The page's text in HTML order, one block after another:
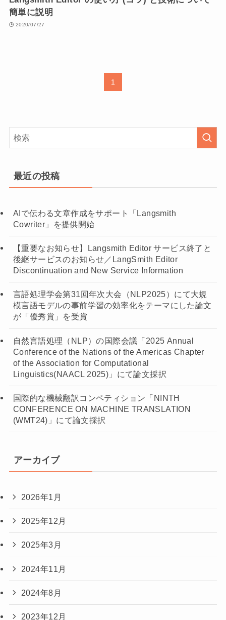
簡単に説明
2020/07/27
1
最近の投稿
AIで伝わる文章作成をサポート「Langsmith
Cowriter」を提供開始
【重要なお知らせ】Langsmith Editor サービス終了と
後継サービスのお知らせ／LangSmith Editor
Discontinuation and New Service Information
言語処理学会第31回年次大会（NLP2025）にて大規
模言語モデルの事前学習の効率化をテーマにした論文
が「優秀賞」を受賞
自然言語処理（NLP）の国際会議「2025 Annual
Conference of the Nations of the Americas Chapter
of the Association for Computational
Linguistics(NAACL 2025)」にて論文採択
国際的な機械翻訳コンペティション「NINTH
CONFERENCE ON MACHINE TRANSLATION
(WMT24)」にて論文採択
アーカイブ
2026年1月
2025年12月
2025年3月
2024年11月
2024年8月
2023年12月